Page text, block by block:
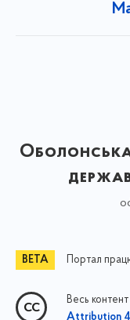
Оболонська
Портал
Весь
Attribution